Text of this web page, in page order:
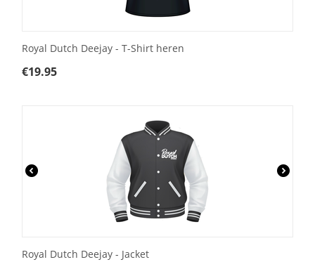
Royal Dutch Deejay - T-Shirt heren
€19.95
Royal Dutch Deejay - Jacket